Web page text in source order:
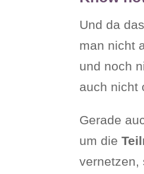
Und da
man nicht
und noch
auch nicht
Gerade
um die
vernetzen,